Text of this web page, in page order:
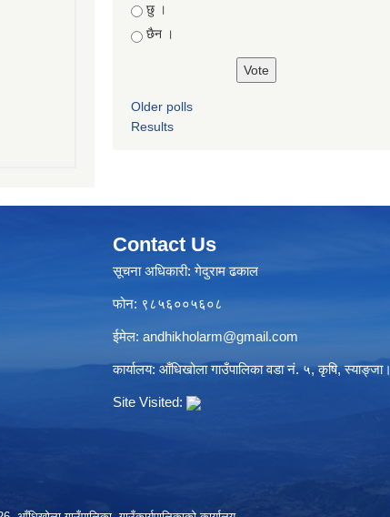
Choices
छु ।
छैन ।
Older polls
Results
Contact Us
सूचना अधिकारी: गेदुराम ढकाल
फोन: ९८५६००५६०८
ईमेल: andhikholarm@gmail.com
कार्यालय: आँधिखोला गाउँपालिका वडा नं. ५, कृषि, स्याङ्जा।
Site Visited: